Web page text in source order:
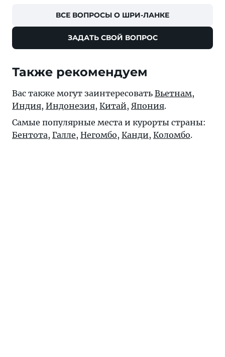
ВСЕ ВОПРОСЫ О ШРИ-ЛАНКЕ
ЗАДАТЬ СВОЙ ВОПРОС
Также рекомендуем
Вас также могут заинтересовать Вьетнам,
Индия, Индонезия, Китай, Япония.
Самые популярные места и курорты страны:
Бентота, Галле, Негомбо, Канди, Коломбо.